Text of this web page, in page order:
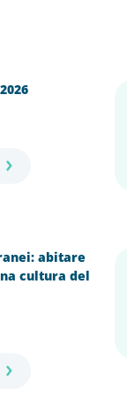
abitare
cultura del